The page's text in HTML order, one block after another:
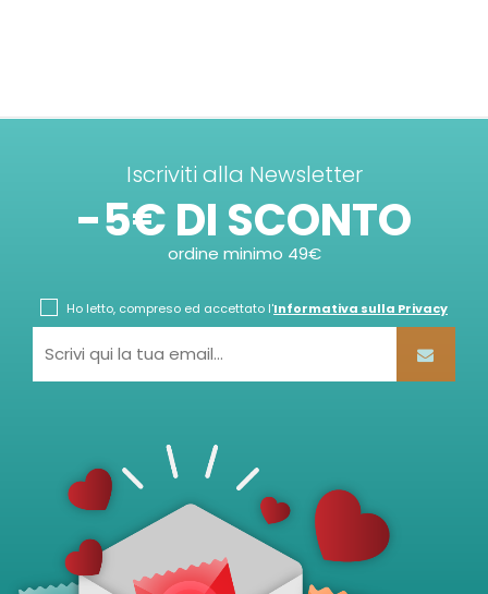
Iscriviti alla Newsletter
-5€ DI SCONTO
ordine minimo 49€
Ho letto, compreso ed accettato l'Informativa sulla Privacy